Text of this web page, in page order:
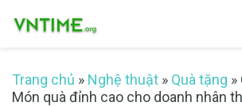
Trang chủ » Nghệ thuật » Quà tặng »
Món quà đỉnh cao cho doanh nhân